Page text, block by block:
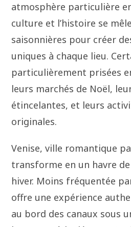
atmosphère particulière
culture et l’histoire se
saisonnières pour créer
uniques à chaque lieu.
particulièrement prisées
leurs marchés de Noël,
étincelantes, et leurs
originales.
Venise, ville romantique
transforme en un havre
hiver. Moins fréquentée
offre une expérience
au bord des canaux sous